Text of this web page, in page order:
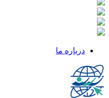
درباره ما